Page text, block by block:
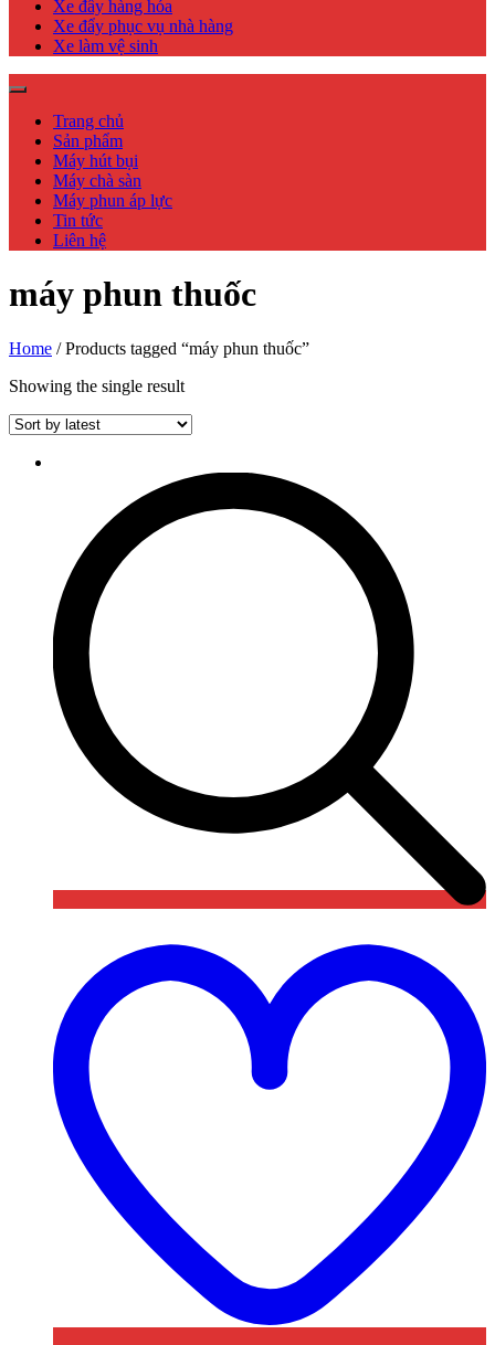
Xe đẩy hàng hóa
Xe đẩy phục vụ nhà hàng
Xe làm vệ sinh
Trang chủ
Sản phẩm
Máy hút bụi
Máy chà sàn
Máy phun áp lực
Tin tức
Liên hệ
máy phun thuốc
Home / Products tagged “máy phun thuốc”
Showing the single result